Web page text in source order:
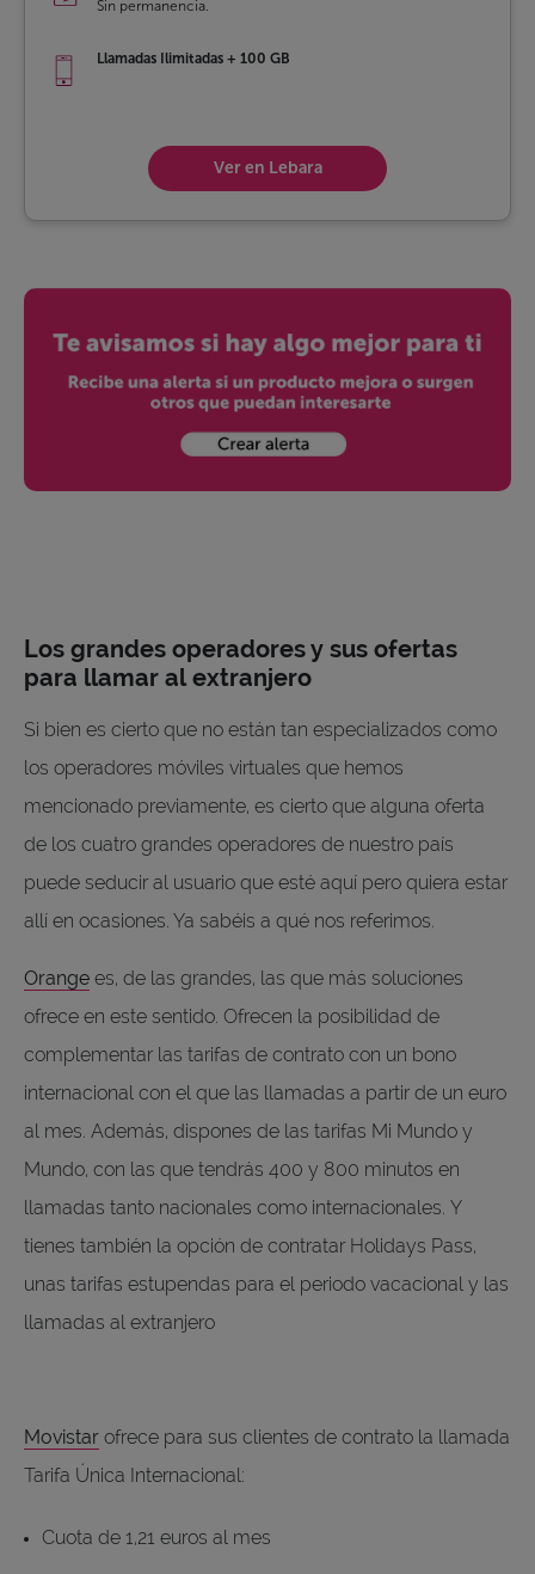
Ver en Lebara
Sin permanencia.
Llamadas Ilimitadas + 100 GB
Los grandes operadores y sus ofertas
para llamar al extranjero
Si bien es cierto que no están tan especializados como
los operadores móviles virtuales que hemos
mencionado previamente, es cierto que alguna oferta
de los cuatro grandes operadores de nuestro país
puede seducir al usuario que esté aquí pero quiera estar
allí en ocasiones. Ya sabéis a qué nos referimos.
Orange es, de las grandes, las que más soluciones
ofrece en este sentido. Ofrecen la posibilidad de
complementar las tarifas de contrato con un bono
internacional con el que las llamadas a partir de un euro
al mes. Además, dispones de las tarifas Mi Mundo y
Mundo, con las que tendrás 400 y 800 minutos en
llamadas tanto nacionales como internacionales. Y
tienes también la opción de contratar Holidays Pass,
unas tarifas estupendas para el periodo vacacional y las
llamadas al extranjero
Movistar ofrece para sus clientes de contrato la llamada
Tarifa Única Internacional:
Cuota de 1,21 euros al mes